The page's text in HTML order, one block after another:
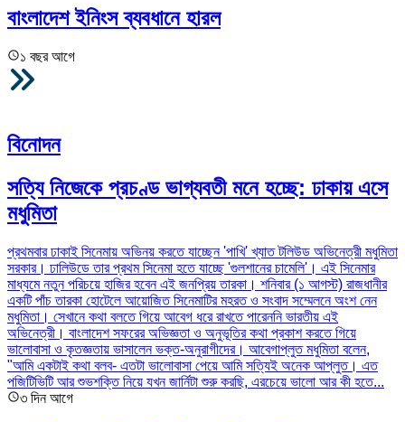
বাংলাদেশ ইনিংস ব্যবধানে হারল
১ বছর আগে
বিনোদন
সত্যি নিজেকে প্রচণ্ড ভাগ্যবতী মনে হচ্ছে: ঢাকায় এসে
মধুমিতা
প্রথমবার ঢাকাই সিনেমায় অভিনয় করতে যাচ্ছেন 'পাখি' খ্যাত টলিউড অভিনেত্রী মধুমিতা
সরকার। ঢালিউডে তার প্রথম সিনেমা হতে যাচ্ছে 'গুলশানের চামেলি'। এই সিনেমার
মাধ্যমে নতুন পরিচয়ে হাজির হবেন এই জনপ্রিয় তারকা। শনিবার (১ আগস্ট) রাজধানীর
একটি পাঁচ তারকা হোটেলে আয়োজিত সিনেমাটির মহরত ও সংবাদ সম্মেলনে অংশ নেন
মধুমিতা। সেখানে কথা বলতে গিয়ে আবেগ ধরে রাখতে পারেননি ভারতীয় এই
অভিনেত্রী। বাংলাদেশ সফরের অভিজ্ঞতা ও অনুভূতির কথা প্রকাশ করতে গিয়ে
ভালোবাসা ও কৃতজ্ঞতায় ভাসালেন ভক্ত-অনুরাগীদের। আবেগাপ্লুত মধুমিতা বলেন,
"আমি একটাই কথা বলব- এতটা ভালোবাসা পেয়ে আমি সত্যিই অনেক আপ্লুত। এত
পজিটিভিটি আর শুভশক্তি নিয়ে যখন জার্নিটা শুরু করছি, এরচেয়ে ভালো আর কী হতে...
৩ দিন আগে